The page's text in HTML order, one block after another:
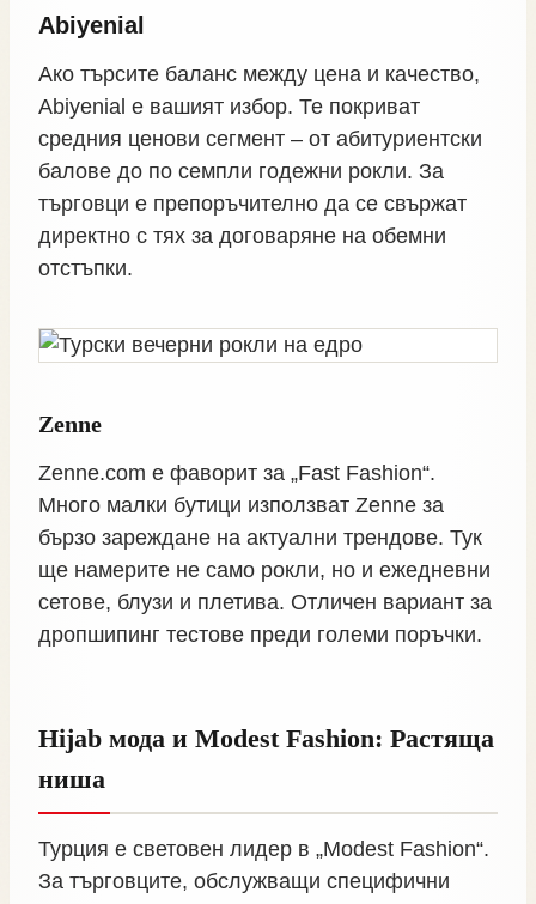
Abiyenial
Ако търсите баланс между цена и качество,
Abiyenial е вашият избор. Те покриват
средния ценови сегмент – от абитуриентски
балове до по семпли годежни рокли. За
търговци е препоръчително да се свържат
директно с тях за договаряне на обемни
отстъпки.
Zenne
Zenne.com е фаворит за „Fast Fashion“.
Много малки бутици използват Zenne за
бързо зареждане на актуални трендове. Тук
ще намерите не само рокли, но и ежедневни
сетове, блузи и плетива. Отличен вариант за
дропшипинг тестове преди големи поръчки.
Hijab мода и Modest Fashion: Растяща
ниша
Турция е световен лидер в „Modest Fashion“.
За търговците, обслужващи специфични